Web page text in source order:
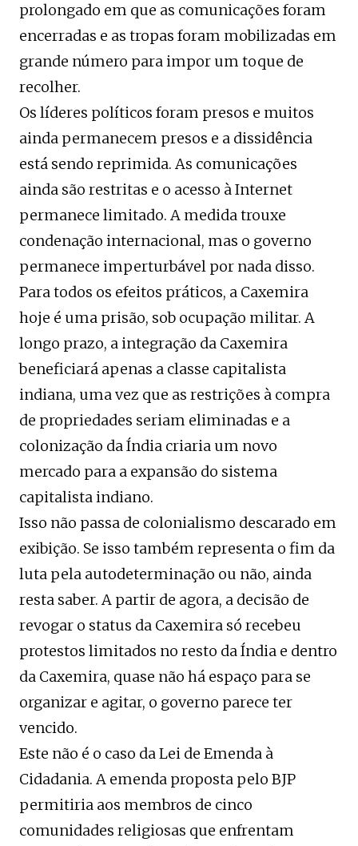
prolongado em que as comunicações foram
encerradas e as tropas foram mobilizadas em
grande número para impor um toque de
recolher.
Os líderes políticos foram presos e muitos
ainda permanecem presos e a dissidência
está sendo reprimida. As comunicações
ainda são restritas e o acesso à Internet
permanece limitado. A medida trouxe
condenação internacional, mas o governo
permanece imperturbável por nada disso.
Para todos os efeitos práticos, a Caxemira
hoje é uma prisão, sob ocupação militar. A
longo prazo, a integração da Caxemira
beneficiará apenas a classe capitalista
indiana, uma vez que as restrições à compra
de propriedades seriam eliminadas e a
colonização da Índia criaria um novo
mercado para a expansão do sistema
capitalista indiano.
Isso não passa de colonialismo descarado em
exibição. Se isso também representa o fim da
luta pela autodeterminação ou não, ainda
resta saber. A partir de agora, a decisão de
revogar o status da Caxemira só recebeu
protestos limitados no resto da Índia e dentro
da Caxemira, quase não há espaço para se
organizar e agitar, o governo parece ter
vencido.
Este não é o caso da Lei de Emenda à
Cidadania. A emenda proposta pelo BJP
permitiria aos membros de cinco
comunidades religiosas que enfrentam